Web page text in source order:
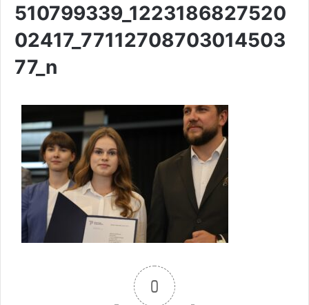
510799339_1223186827520
02417_77112708703014503
77_n
0